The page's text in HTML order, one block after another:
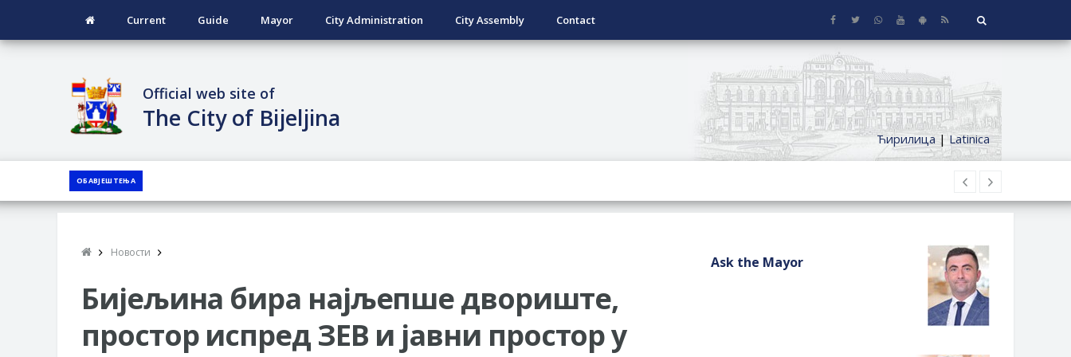
Current Guide Mayor City Administration City Assembly Contact
Ћирилица|Latinica
Official web site of
The City of Bijeljina
ОБАВЈЕШТЕЊА
Новости
Бијељина бира најљепше двориште,
простор испред ЗЕВ и јавни простор у
Ask the Mayor